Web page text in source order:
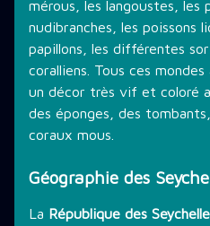
mérous, les langoustes, les
nudibranches, les poissons
papillons, les différentes
coralliens. Tous ces
un décor très vif et coloré
des éponges, des
coraux mous.
Géographie des
La République des